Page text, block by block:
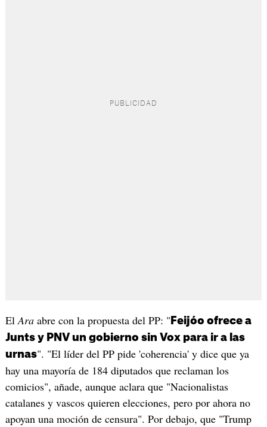
ElAraabre con la propuesta del PP: " Feijóo ofrece a
Junts y PNV un gobierno sin Vox para ir a las
urnas". "El líder del PP pide 'coherencia' y dice que ya
hay una mayoría de 184 diputados que reclaman los
comicios", añade, aunque aclara que "Nacionalistas
catalanes y vascos quieren elecciones, pero por ahora no
apoyan una moción de censura". Por debajo, que "Trump